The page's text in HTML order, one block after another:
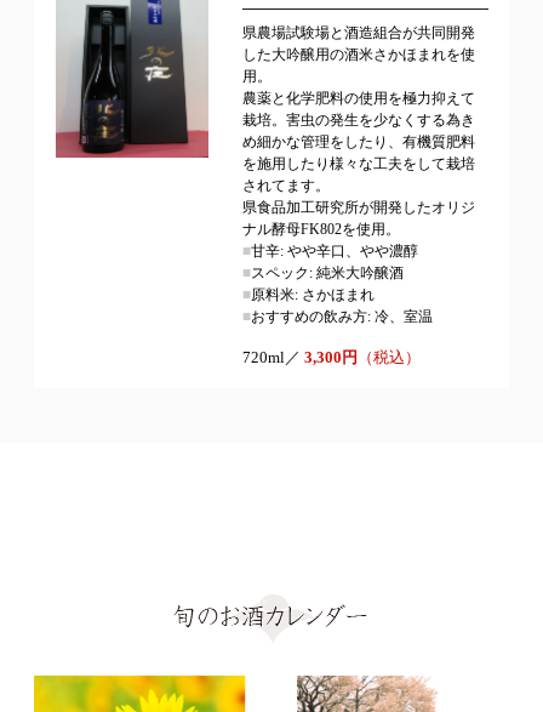
県農場試験場と酒造組合が共同開発
した大吟醸用の酒米さかほまれを使
用。
農薬と化学肥料の使用を極力抑えて
栽培。害虫の発生を少なくする為き
め細かな管理をしたり、有機質肥料
を施用したり様々な工夫をして栽培
されてます。
県食品加工研究所が開発したオリジ
ナル酵母FK802を使用。
■甘辛: やや辛口、やや濃醇
■スペック: 純米大吟醸酒
■原料米: さかほまれ
■おすすめの飲み方: 冷、室温
720ml／ 3,300円 （税込）